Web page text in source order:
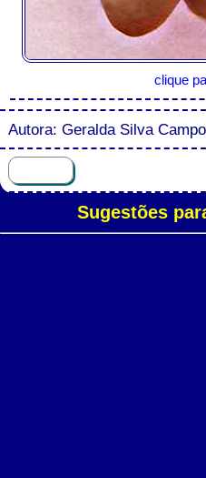
clique
Autora: Geralda Silva
Sugestões